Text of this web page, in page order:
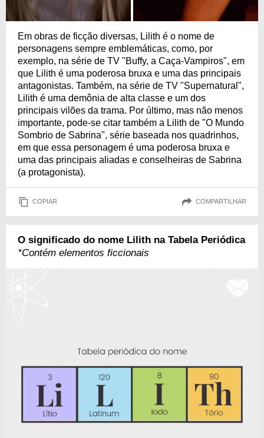
Em obras de ficção diversas, Lilith é o nome de
personagens sempre emblemáticas, como, por
exemplo, na série de TV "Buffy, a Caça-Vampiros", em
que Lilith é uma poderosa bruxa e uma das principais
antagonistas. Também, na série de TV "Supernatural",
Lilith é uma demônia de alta classe e um dos
principais vilões da trama. Por último, mas não menos
importante, pode-se citar também a Lilith de "O Mundo
Sombrio de Sabrina", série baseada nos quadrinhos,
em que essa personagem é uma poderosa bruxa e
uma das principais aliadas e conselheiras de Sabrina
(a protagonista).
COPIAR COMPARTILHAR
O significado do nome Lilith na Tabela Periódica
*Contém elementos ficcionais